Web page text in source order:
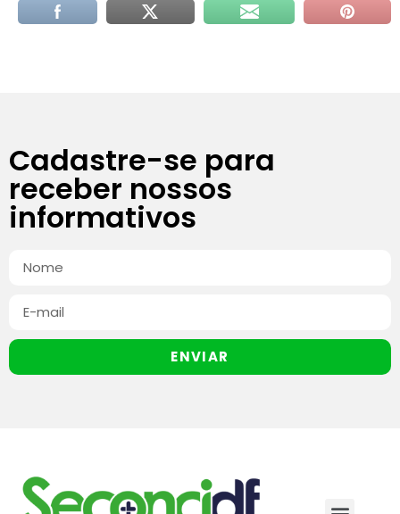
Cadastre-se para
receber nossos
informativos
ENVIAR